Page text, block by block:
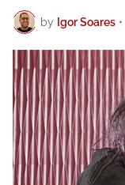
by Igor Soares •